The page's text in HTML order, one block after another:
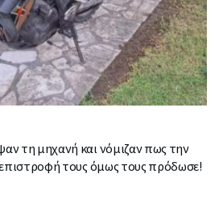
τη μηχανή και νόμιζαν πως την
επιστροφή τους όμως τους πρόδωσε!